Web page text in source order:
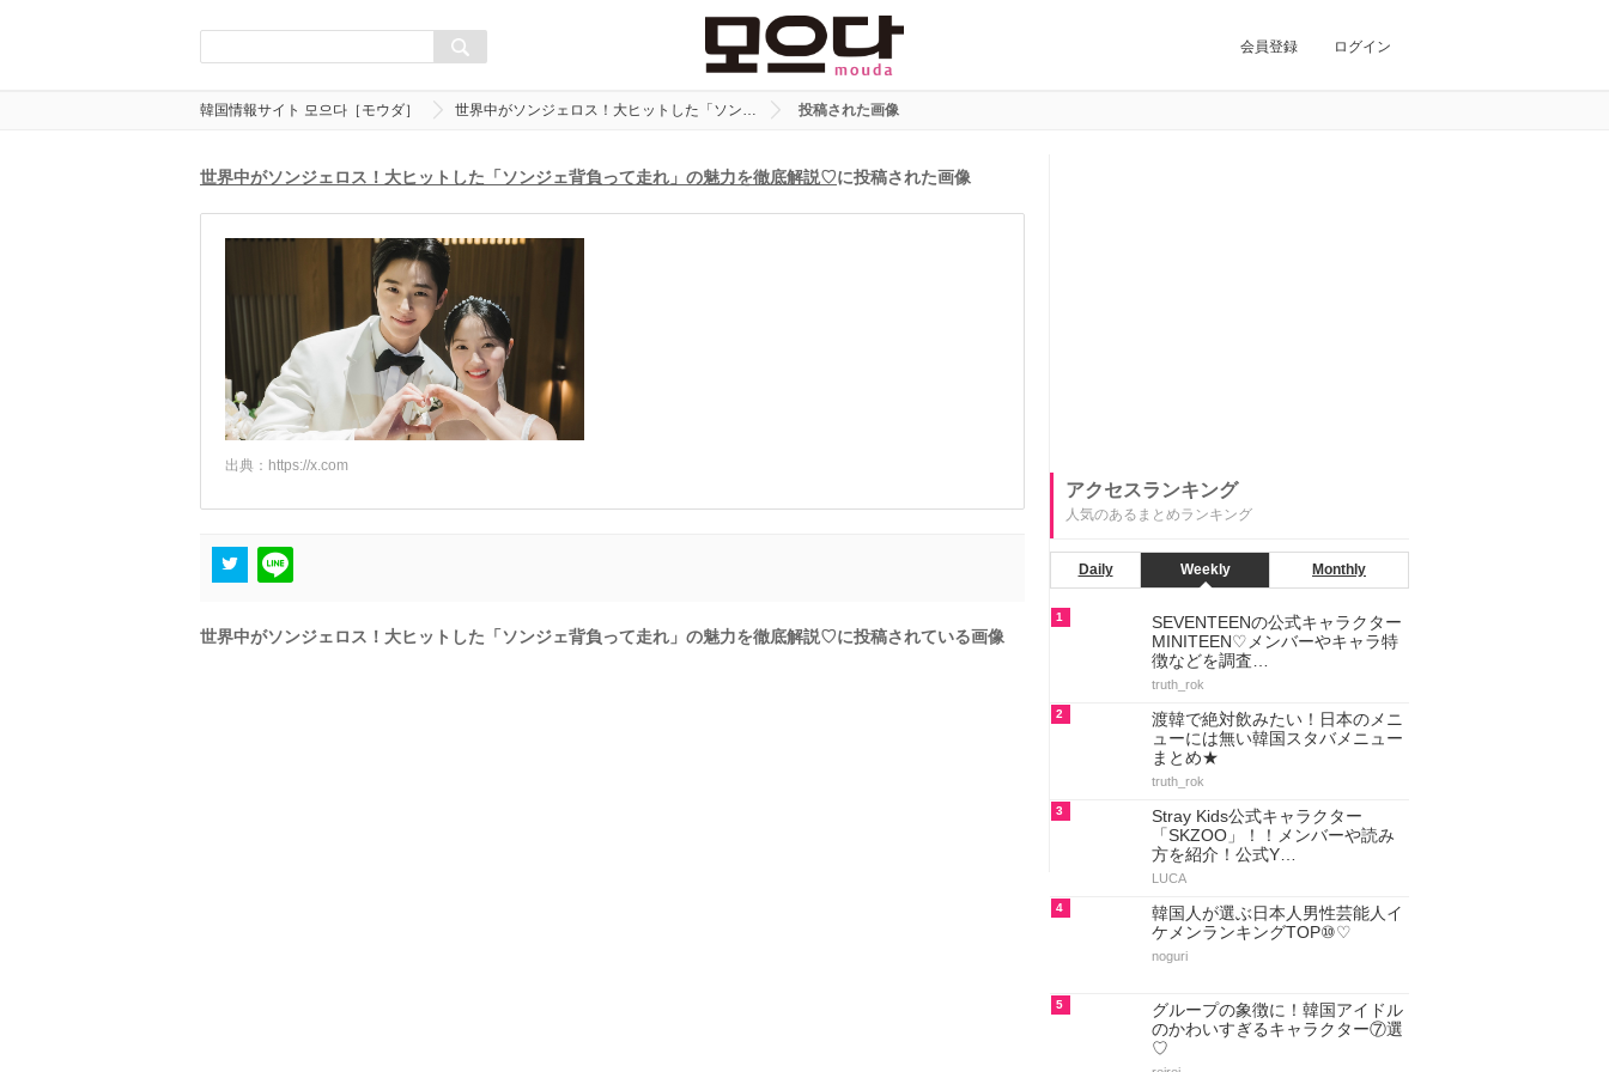
会員登録 ログイン
韓国情報サイト 모으다［モウダ］ 世界中がソンジェロス！大ヒットした「ソン… 投稿された画像
世界中がソンジェロス！大ヒットした「ソンジェ背負って走れ」の魅力を徹底解説♡に投稿された画像
出典： https://x.com
世界中がソンジェロス！大ヒットした「ソンジェ背負って走れ」の魅力を徹底解説♡に投稿されている画像
アクセスランキング
人気のあるまとめランキング
Daily Weekly Monthly
1
SEVENTEENの公式キャラクター
MINITEEN♡メンバーやキャラ特
徴などを調査…
truth_rok
2
渡韓で絶対飲みたい！日本のメニ
ューには無い韓国スタバメニュー
まとめ★
truth_rok
3
Stray Kids公式キャラクター
「SKZOO」！！メンバーや読み
方を紹介！公式Y…
LUCA
4
韓国人が選ぶ日本人男性芸能人イ
ケメンランキングTOP⑩♡
noguri
5
グループの象徴に！韓国アイドル
のかわいすぎるキャラクター⑦選
♡